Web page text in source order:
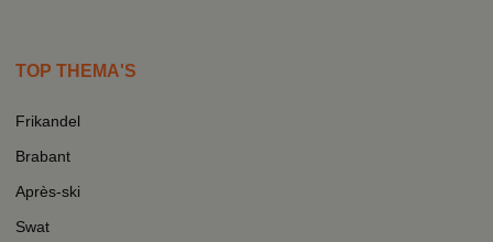
TOP THEMA'S
Frikandel
Brabant
Après-ski
Swat